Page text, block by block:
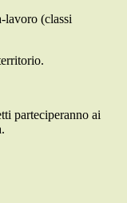
lavoro (classi
parteciperanno ai